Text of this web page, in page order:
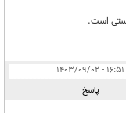
است.
۱۶:۵۱ - ۱۴۰۳/۰۹/۰۲
پاسخ